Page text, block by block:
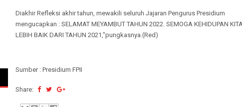
Diakhir Refleksi akhir tahun, mewakili seluruh Jajaran Pengurus Presidium
mengucapkan : SELAMAT MEYAMBUT TAHUN 2022. SEMOGA KEHIDUPAN
LEBIH BAIK DARI TAHUN 2021,"pungkasnya.(Red)
Sumber : Presidium FPII
Share: